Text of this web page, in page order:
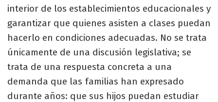
interior de los establecimientos educacionales y
garantizar que quienes asisten a clases puedan
hacerlo en condiciones adecuadas. No se trata
únicamente de una discusión legislativa; se
trata de una respuesta concreta a una
demanda que las familias han expresado
durante años: que sus hijos puedan estudiar